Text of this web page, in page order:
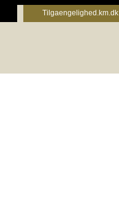
Tilgaengelighed.km.dk